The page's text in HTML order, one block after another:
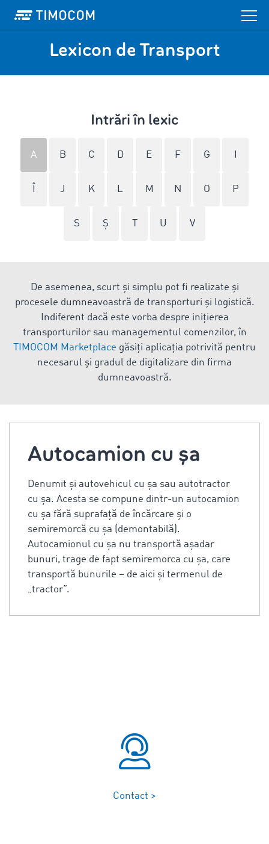
Lexicon de Transport
Intrări în lexic
A B C D E F G
J K L M N O P
S Ş U V
De asemenea, scurt și simplu pot fi realizate și
procesele dumneavoastră de transporturi și logistică.
Indiferent dacă este vorba despre inițierea
transporturilor sau managementul comenzilor, în
TIMOCOM Marketplace găsiți aplicația potrivită pentru
necesarul și gradul de digitalizare din firma
dumneavoastră.
Autocamion cu şa
Denumit şi autovehicul cu şa sau autotractor
cu şa. Acesta se compune dintr-un autocamion
cu şa fără suprafaţă de încărcare şi o
semiremorcă cu şa (demontabilă).
Autocamionul cu şa nu transportă aşadar
bunuri, trage de fapt semiremorca cu şa, care
transportă bunurile – de aici şi termenul de
„tractor”.
Contact >